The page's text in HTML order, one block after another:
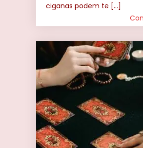
ciganas podem te […]